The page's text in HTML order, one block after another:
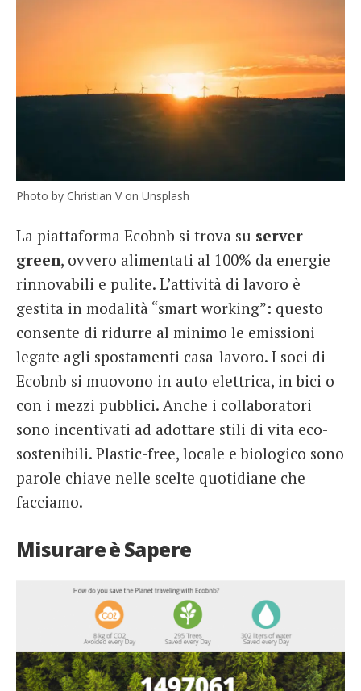
Photo by Christian V on Unsplash
La piattaforma Ecobnb si trova su server
green, ovvero alimentati al 100% da energie
rinnovabili e pulite. L’attività di lavoro è
gestita in modalità “smart working”: questo
consente di ridurre al minimo le emissioni
legate agli spostamenti casa-lavoro. I soci di
Ecobnb si muovono in auto elettrica, in bici o
con i mezzi pubblici. Anche i collaboratori
sono incentivati ad adottare stili di vita eco-
sostenibili. Plastic-free, locale e biologico sono
parole chiave nelle scelte quotidiane che
facciamo.
Misurare è Sapere